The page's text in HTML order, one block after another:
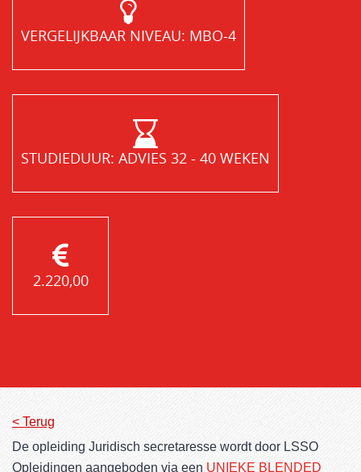
VERGELIJKBAAR NIVEAU: MBO-4
STUDIEDUUR: ADVIES 32 - 40 WEKEN
2.220,00
< Terug
De opleiding Juridisch secretaresse wordt door LSSO
Opleidingen aangeboden via een UNIEKE BLENDED